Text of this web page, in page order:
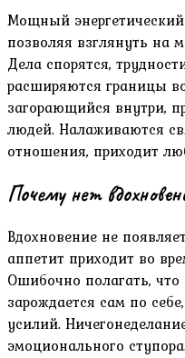
Мощный
позволяя взглянуть на
Дела спорятся,
расширяются границы
загорающийся внутри,
людей. Налаживаются
отношения, приходит
Почему нет
Вдохновение не
аппетит приходит во
Ошибочно полагать,
зарождается сам по
усилий.
эмоционального